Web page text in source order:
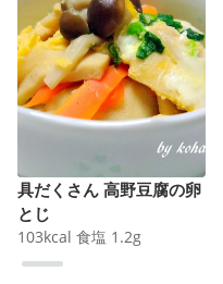
具だくさん 高野豆腐の卵
とじ
103kcal 食塩 1.2g